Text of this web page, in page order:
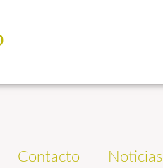
Contacto Noticias